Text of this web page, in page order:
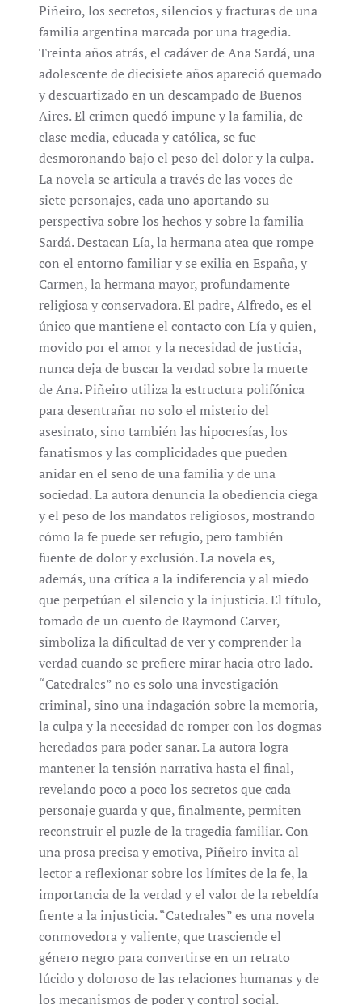
Piñeiro, los secretos, silencios y fracturas de una
familia argentina marcada por una tragedia.
Treinta años atrás, el cadáver de Ana Sardá, una
adolescente de diecisiete años apareció quemado
y descuartizado en un descampado de Buenos
Aires. El crimen quedó impune y la familia, de
clase media, educada y católica, se fue
desmoronando bajo el peso del dolor y la culpa.
La novela se articula a través de las voces de
siete personajes, cada uno aportando su
perspectiva sobre los hechos y sobre la familia
Sardá. Destacan Lía, la hermana atea que rompe
con el entorno familiar y se exilia en España, y
Carmen, la hermana mayor, profundamente
religiosa y conservadora. El padre, Alfredo, es el
único que mantiene el contacto con Lía y quien,
movido por el amor y la necesidad de justicia,
nunca deja de buscar la verdad sobre la muerte
de Ana. Piñeiro utiliza la estructura polifónica
para desentrañar no solo el misterio del
asesinato, sino también las hipocresías, los
fanatismos y las complicidades que pueden
anidar en el seno de una familia y de una
sociedad. La autora denuncia la obediencia ciega
y el peso de los mandatos religiosos, mostrando
cómo la fe puede ser refugio, pero también
fuente de dolor y exclusión. La novela es,
además, una crítica a la indiferencia y al miedo
que perpetúan el silencio y la injusticia. El título,
tomado de un cuento de Raymond Carver,
simboliza la dificultad de ver y comprender la
verdad cuando se prefiere mirar hacia otro lado.
“Catedrales” no es solo una investigación
criminal, sino una indagación sobre la memoria,
la culpa y la necesidad de romper con los dogmas
heredados para poder sanar. La autora logra
mantener la tensión narrativa hasta el final,
revelando poco a poco los secretos que cada
personaje guarda y que, finalmente, permiten
reconstruir el puzle de la tragedia familiar. Con
una prosa precisa y emotiva, Piñeiro invita al
lector a reflexionar sobre los límites de la fe, la
importancia de la verdad y el valor de la rebeldía
frente a la injusticia. “Catedrales” es una novela
conmovedora y valiente, que trasciende el
género negro para convertirse en un retrato
lúcido y doloroso de las relaciones humanas y de
los mecanismos de poder y control social.